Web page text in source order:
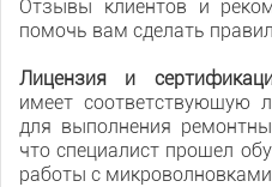
Отзывы клиентов и
помочь вам сделать
Лицензия и
имеет соответствующую
для выполнения
что специалист прошел
работы с